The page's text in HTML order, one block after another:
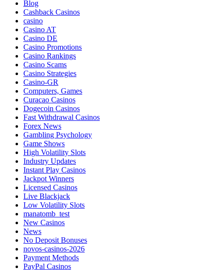
Blog
Cashback Casinos
casino
Casino AT
Casino DE
Casino Promotions
Casino Rankings
Casino Scams
Casino Strategies
Casino-GR
Computers, Games
Curacao Casinos
Dogecoin Casinos
Fast Withdrawal Casinos
Forex News
Gambling Psychology
Game Shows
High Volatility Slots
Industry Updates
Instant Play Casinos
Jackpot Winners
Licensed Casinos
Live Blackjack
Low Volatility Slots
manatomb_test
New Casinos
News
No Deposit Bonuses
novos-casinos-2026
Payment Methods
PayPal Casinos